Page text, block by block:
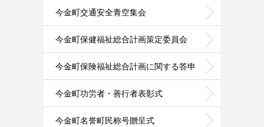
今金町交通安全青空集会
今金町保健福祉総合計画策定委員会
今金町保険福祉総合計画に関する答申
今金町功労者・善行者表彰式
今金町名誉町民称号贈呈式